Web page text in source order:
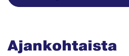
Ajankohtaista